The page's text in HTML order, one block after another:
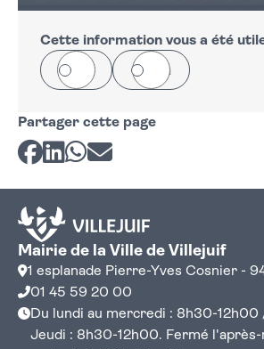
Cette information vous a été
Oui Non
Partager cette page
Partager sur Facebook
Partager sur LinkedIn
Partager sur Whatsapp
Partager par courriel
Mairie de la Ville de Villejuif
1 esplanade Pierre-Yves Cosnier -
01 45 59 20 00
Du lundi au mercredi : 8h30-
Jeudi : 8h30-12h00. Fermé l'après-